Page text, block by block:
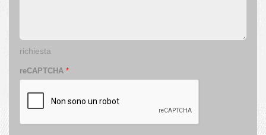
richiesta
reCAPTCHA *